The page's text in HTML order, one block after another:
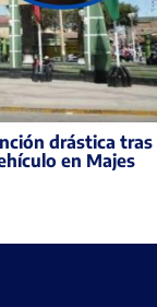
drástica tras
en Majes